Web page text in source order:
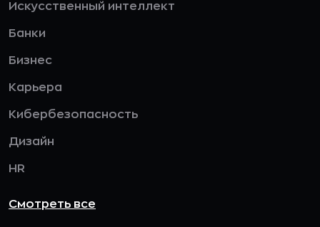
Искусственный интеллект
Банки
Бизнес
Карьера
Кибербезопасность
Дизайн
HR
Смотреть все